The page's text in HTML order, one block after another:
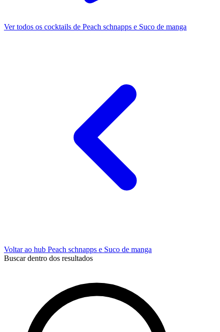
Ver todos os cocktails de Peach schnapps e Suco de manga
Voltar ao hub Peach schnapps e Suco de manga
Buscar dentro dos resultados